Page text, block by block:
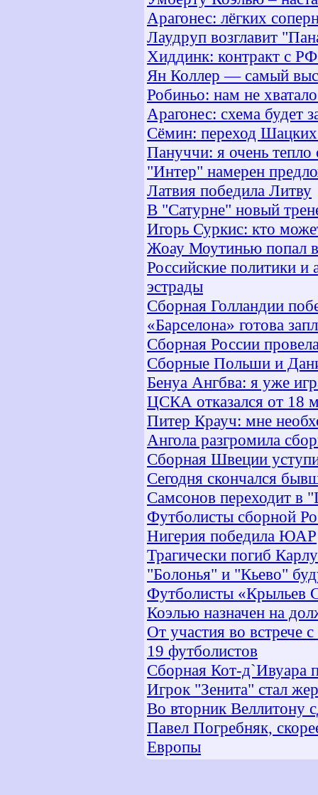
Арагонес: лёгких
Лаудруп возглавит
Хиддинк: контракт с
Ян Коллер — самый
Робиньо: нам не
Арагонес: cхема будет
Сёмин: переход Шацких
Пануччи: я очень
"Интер" намерен
Латвия победила Литву
В "Сатурне" новый
Игорь Суркис: кто
Жоау Моутинью попал
Российские политики и
эстрады
Сборная Голландии
«Барселона» готова
Cборная России
Сборные Польши и
Бенуа Ангбва: я уже
ЦСКА отказался от 18
Питер Крауч: мне
Ангола разгромила
Сборная Швеции
Сегодня скончался
Самсонов переходит в
Футболисты сборной
Нигерия победила ЮАР
Трагически погиб
"Болонья" и "Кьево"
Футболисты «Крыльев
Коэлью назначен на
От участия во встрече
19 футболистов
Сборная Кот-д`Ивуара
Игрок "Зенита" стал
Во вторник Веллитону
Павел Погребняк,
Европы